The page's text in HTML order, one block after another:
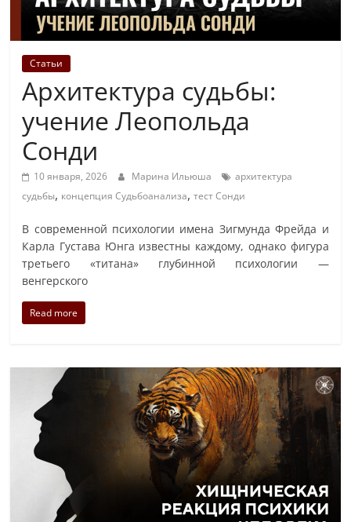
Статьи
Архитектура судьбы:
учение Леопольда
Сонди
10 января, 2026 Марина Ильюша
архитектура
судьбы, концепция Судьбоанализа,тест Сонди
В современной психологии имена Зигмунда Фрейда и
Карла Густава Юнга известны каждому, однако фигура
третьего «титана» глубинной психологии —
венгерского
Read more